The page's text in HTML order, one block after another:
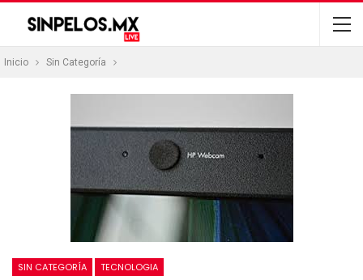
Inicio Sin Categoría
SIN CATEGORÍA TECNOLOGIA